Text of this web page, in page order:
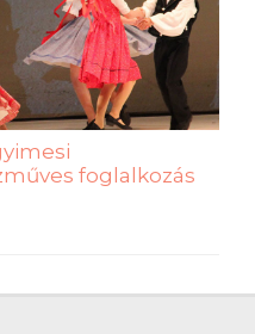
foglalkozás